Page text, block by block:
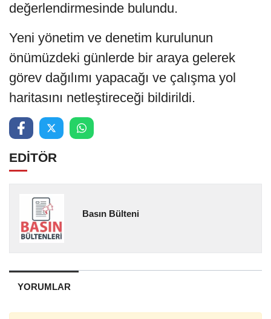
değerlendirmesinde bulundu.
Yeni yönetim ve denetim kurulunun
önümüzdeki günlerde bir araya gelerek
görev dağılımı yapacağı ve çalışma yol
haritasını netleştireceği bildirildi.
EDİTÖR
Basın Bülteni
YORUMLAR